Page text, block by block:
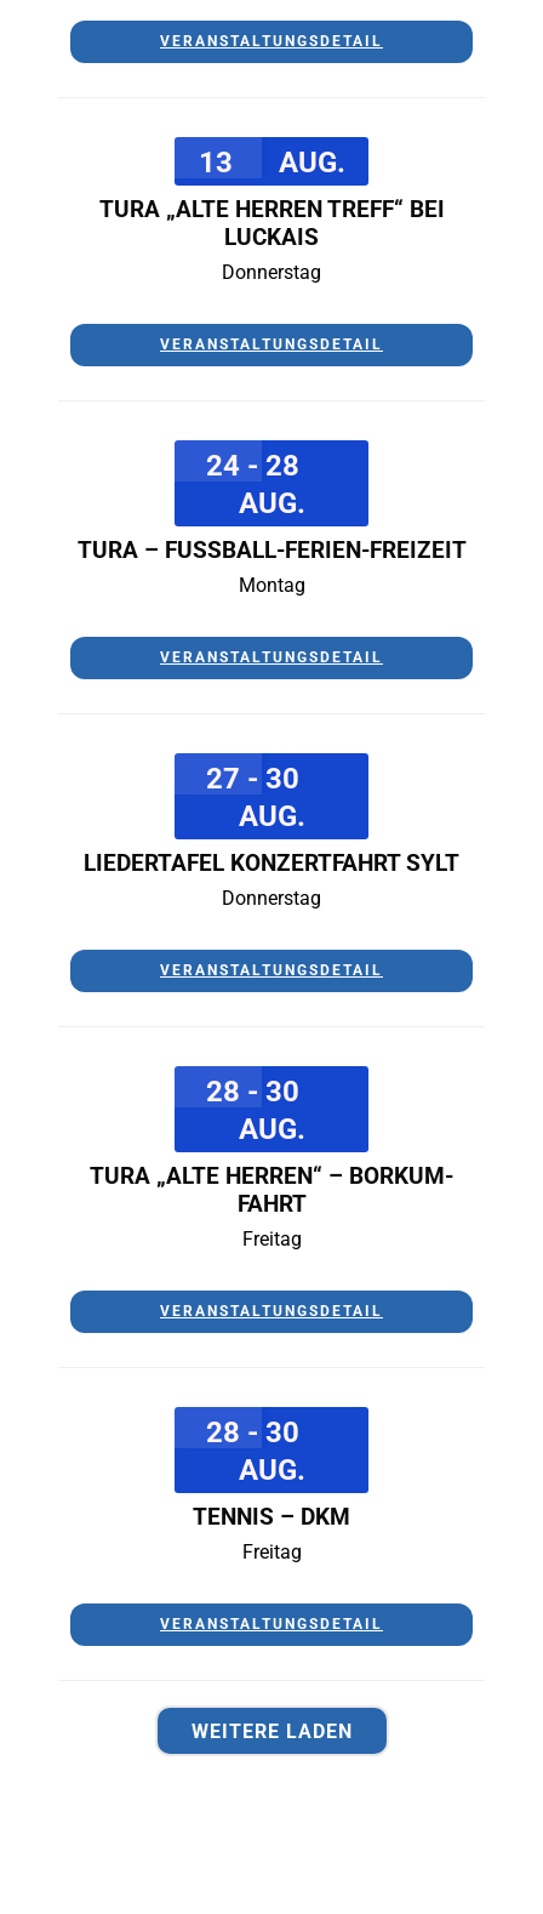
VERANSTALTUNGSDETAIL
13 AUG.
TURA „ALTE HERREN TREFF“ BEI
LUCKAIS
Donnerstag
VERANSTALTUNGSDETAIL
24 - 28
AUG.
TURA – FUSSBALL-FERIEN-FREIZEIT
Montag
VERANSTALTUNGSDETAIL
27 - 30
AUG.
LIEDERTAFEL KONZERTFAHRT SYLT
Donnerstag
VERANSTALTUNGSDETAIL
28 - 30
AUG.
TURA „ALTE HERREN“ – BORKUM-
FAHRT
Freitag
VERANSTALTUNGSDETAIL
28 - 30
AUG.
TENNIS – DKM
Freitag
VERANSTALTUNGSDETAIL
WEITERE LADEN